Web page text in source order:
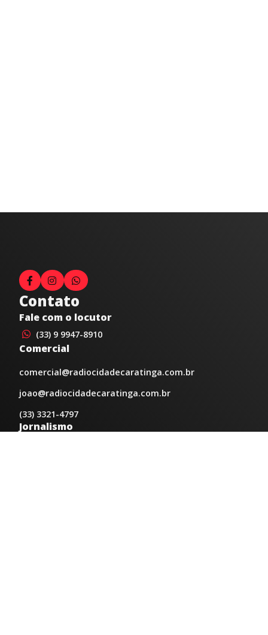
Contato
Fale com o locutor
(33) 9 9947-8910
Comercial
comercial@radiocidadecaratinga.com.br
joao@radiocidadecaratinga.com.br
(33) 3321-4797
Jornalismo